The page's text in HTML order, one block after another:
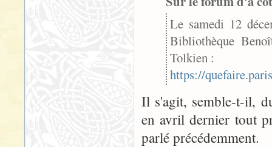
Le samedi 12
Bibliothèque
Tolkien :
https://
Il s'agit, semble-t-il,
en avril dernier tout
parlé précédemment.